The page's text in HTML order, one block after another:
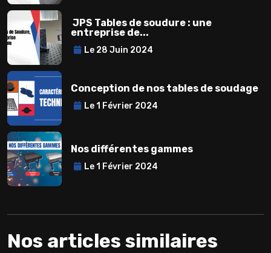
JPS Tables de soudure : une
entreprise de...
Le 28 Juin 2024
Conception de nos tables de soudage
Le 1 Février 2024
Nos différentes gammes
Le 1 Février 2024
Nos articles similaires